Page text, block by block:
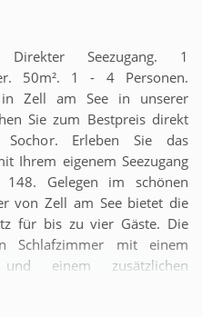
Direkter Seezugang. 1
50m². 1 - 4 Personen.
Zell am See in unserer
Sie zum Bestpreis direkt
Sochor. Erleben Sie das
Ihrem eigenem Seezugang
Gelegen im schönen
von Zell am See bietet die
für bis zu vier Gäste. Die
Schlafzimmer mit einem
einem zusätzlichen
Das Badezimmer mit
Blick als auch Zugang